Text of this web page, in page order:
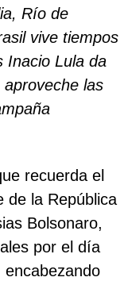
Río de
vive tiempos
Inacio Lula da
las
recuerda el
de la República
Bolsonaro,
por el día
encabezando